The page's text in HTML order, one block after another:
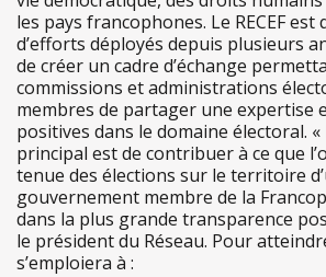
les pays francophones. Le RECEF
d’efforts déployés depuis plusieurs
de créer un cadre d’échange
commissions et administrations
membres de partager une expertise
positives dans le domaine électoral.
principal est de contribuer à ce que
tenue des élections sur le territoire
gouvernement membre de la
dans la plus grande transparence
le président du Réseau. Pour
s’emploiera à :